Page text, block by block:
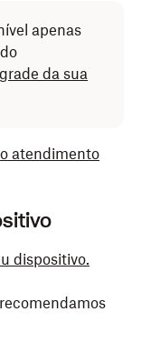
apenas
da sua
atendimento
dispositivo.